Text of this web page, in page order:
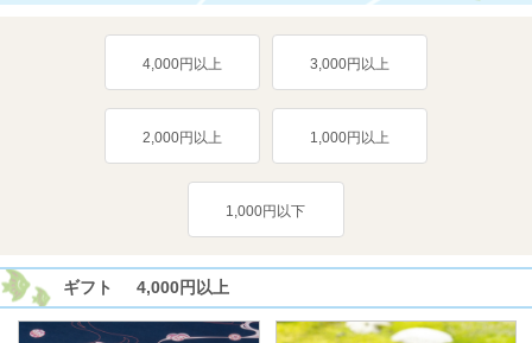
4,000円以上 3,000円以上
2,000円以上 1,000円以上
1,000円以下
ギフト 4,000円以上